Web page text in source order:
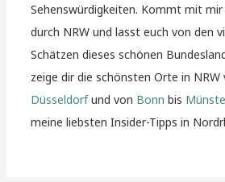
Sehenswürdigkeiten. Kommt mit mir
durch NRW und lasst euch von den
Schätzen dieses schönen
zeige dir die schönsten Orte in NRW
Düsseldorfund von Bonn bis
meine liebsten Insider-Tipps in